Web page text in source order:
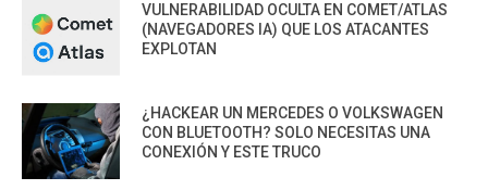
VULNERABILIDAD OCULTA EN COMET/ATLAS
(NAVEGADORES IA) QUE LOS ATACANTES
EXPLOTAN
¿HACKEAR UN MERCEDES O VOLKSWAGEN
CON BLUETOOTH? SOLO NECESITAS UNA
CONEXIÓN Y ESTE TRUCO